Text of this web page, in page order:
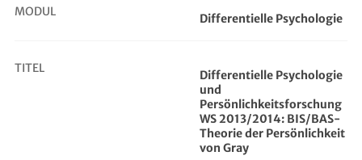
MODUL Differentielle Psychologie
TITEL
Differentielle Psychologie
und
Persönlichkeitsforschung
WS 2013/2014: BIS/BAS-
Theorie der Persönlichkeit
von Gray